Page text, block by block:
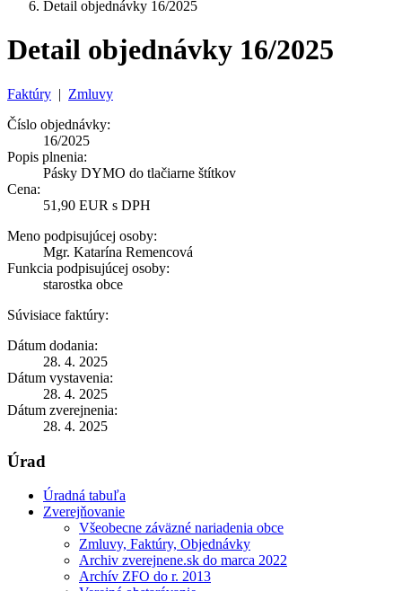
Detail objednávky 16/2025
Detail objednávky 16/2025
Faktúry | Zmluvy
Číslo objednávky:
16/2025
Popis plnenia:
Pásky DYMO do tlačiarne štítkov
Cena:
51,90 EUR s DPH
Meno podpisujúcej osoby:
Mgr. Katarína Remencová
Funkcia podpisujúcej osoby:
starostka obce
Súvisiace faktúry:
Dátum dodania:
28. 4. 2025
Dátum vystavenia:
28. 4. 2025
Dátum zverejnenia:
28. 4. 2025
Úrad
Úradná tabuľa
Zverejňovanie
Všeobecne záväzné nariadenia obce
Zmluvy, Faktúry, Objednávky
Archiv zverejnene.sk do marca 2022
Archív ZFO do r. 2013